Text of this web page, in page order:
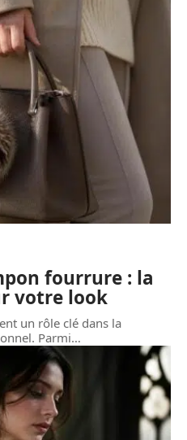
fourrure : la
votre look
un rôle clé dans la
Parmi…